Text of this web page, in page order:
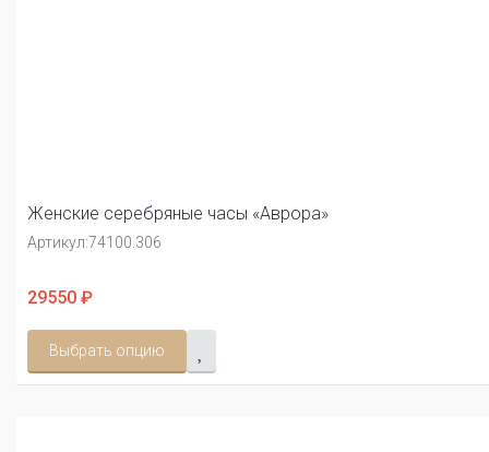
Женские серебряные часы «Аврора»
Артикул:74100.306
29550 ₽
Выбрать опцию